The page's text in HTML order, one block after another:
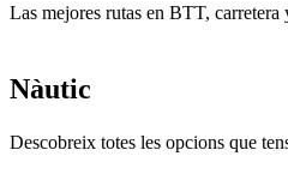
Las mejores rutas en BTT, carretera
Nàutic
Descobreix totes les opcions que